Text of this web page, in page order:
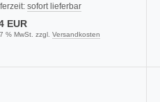
sofort lieferbar
EUR
% MwSt. zzgl. Versandkosten